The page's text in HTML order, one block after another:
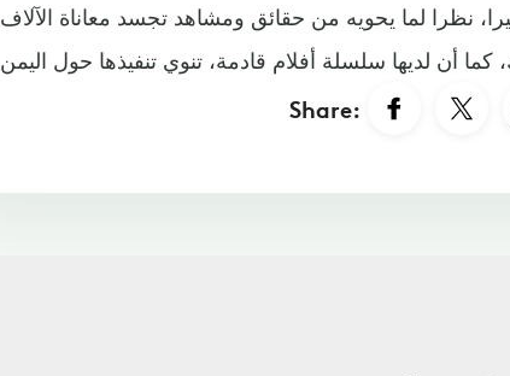
نظرا لما يحويه من حقائق ومشاهد تجسد معاناة الآلاف
Share: